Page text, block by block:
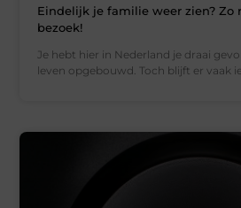
Eindelijk je familie weer zien? Zo
bezoek!
Je hebt hier in Nederland je draai
leven opgebouwd. Toch blijft er vaak